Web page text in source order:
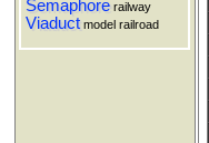
Semaphore railway
Viaduct model railroad